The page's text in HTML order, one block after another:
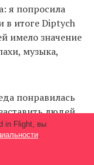
я попросила
в итоге Diptych
имело значение
музыка,
понравилась
людей
Тут
Я
и сами
in Flight, вы
.